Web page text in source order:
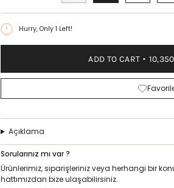
Hurry, Only 1 Left!
ADD TO CART
Açıklama
Sorularınız mı var ?
Ürünlerimiz, siparişleriniz veya herhangi bir
hattımızdan bize ulaşabilirsiniz.